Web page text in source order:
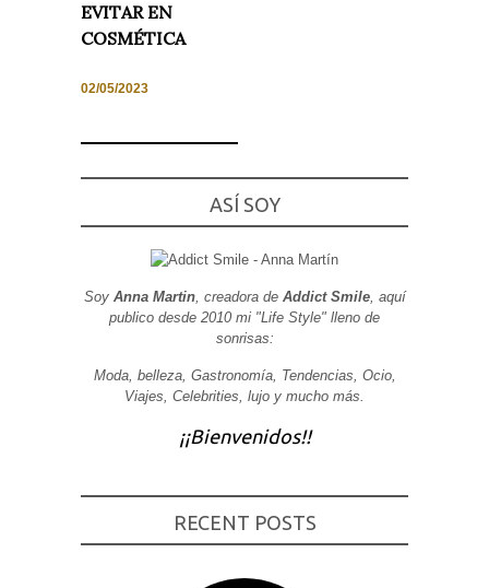
EVITAR EN
COSMÉTICA
02/05/2023
ASÍ SOY
Soy Anna Martin, creadora de Addict Smile, aquí
publico desde 2010 mi "Life Style" lleno de
sonrisas:
Moda, belleza, Gastronomía, Tendencias, Ocio,
Viajes, Celebrities, lujo y mucho más.
¡¡Bienvenidos!!
RECENT POSTS
Estadísticas
cookies no
web. Para
y estructura
nuestra web